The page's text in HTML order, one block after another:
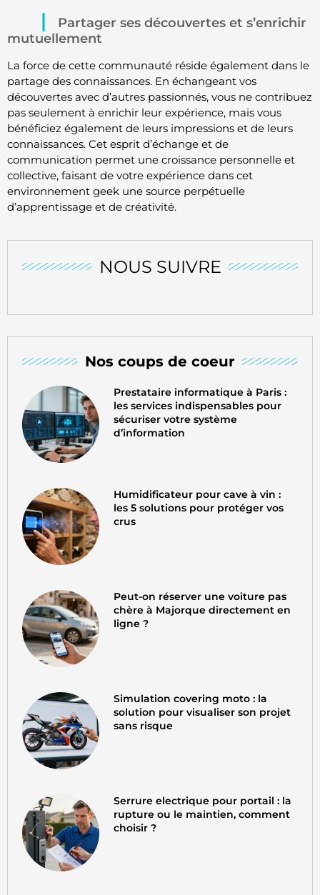
NOUS SUIVRE
Nos coups de coeur
Prestataire informatique à Paris :
les services indispensables pour
sécuriser votre système
d’information
Humidificateur pour cave à vin :
les 5 solutions pour protéger vos
crus
Peut-on réserver une voiture pas
chère à Majorque directement en
ligne ?
Simulation covering moto : la
solution pour visualiser son projet
sans risque
Serrure electrique pour portail : la
rupture ou le maintien, comment
choisir ?
Partager ses découvertes et s’enrichir
mutuellement
La force de cette communauté réside également dans le
partage des connaissances. En échangeant vos
découvertes avec d’autres passionnés, vous ne contribuez
pas seulement à enrichir leur expérience, mais vous
bénéficiez également de leurs impressions et de leurs
connaissances. Cet esprit d’échange et de
communication permet une croissance personnelle et
collective, faisant de votre expérience dans cet
environnement geek une source perpétuelle
d’apprentissage et de créativité.